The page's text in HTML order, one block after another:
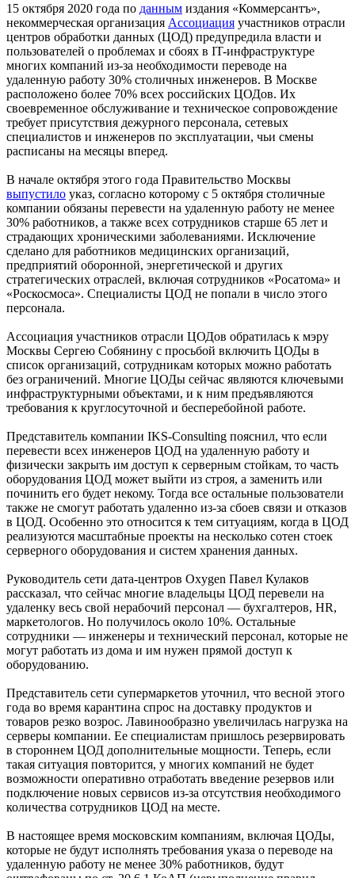
15 октября 2020 года по данным издания «Коммерсантъ»,
некоммерческая организация Ассоциация участников отрасли
центров обработки данных (ЦОД) предупредила власти и
пользователей о проблемах и сбоях в IT-инфраструктуре
многих компаний из-за необходимости переводе на
удаленную работу 30% столичных инженеров. В Москве
расположено более 70% всех российских ЦОДов. Их
своевременное обслуживание и техническое сопровождение
требует присутствия дежурного персонала, сетевых
специалистов и инженеров по эксплуатации, чьи смены
расписаны на месяцы вперед.
В начале октября этого года Правительство Москвы
выпустило указ, согласно которому с 5 октября столичные
компании обязаны перевести на удаленную работу не менее
30% работников, а также всех сотрудников старше 65 лет и
страдающих хроническими заболеваниями. Исключение
сделано для работников медицинских организаций,
предприятий оборонной, энергетической и других
стратегических отраслей, включая сотрудников «Росатома» и
«Роскосмоса». Специалисты ЦОД не попали в число этого
персонала.
Ассоциация участников отрасли ЦОДов обратилась к мэру
Москвы Сергею Собянину с просьбой включить ЦОДы в
список организаций, сотрудникам которых можно работать
без ограничений. Многие ЦОДы сейчас являются ключевыми
инфраструктурными объектами, и к ним предъявляются
требования к круглосуточной и бесперебойной работе.
Представитель компании IKS-Consulting пояснил, что если
перевести всех инженеров ЦОД на удаленную работу и
физически закрыть им доступ к серверным стойкам, то часть
оборудования ЦОД может выйти из строя, а заменить или
починить его будет некому. Тогда все остальные пользователи
также не смогут работать удаленно из-за сбоев связи и отказов
в ЦОД. Особенно это относится к тем ситуациям, когда в ЦОД
реализуются масштабные проекты на несколько сотен стоек
серверного оборудования и систем хранения данных.
Руководитель сети дата-центров Oxygen Павел Кулаков
рассказал, что сейчас многие владельцы ЦОД перевели на
удаленку весь свой нерабочий персонал — бухгалтеров, HR,
маркетологов. Но получилось около 10%. Остальные
сотрудники — инженеры и технический персонал, которые не
могут работать из дома и им нужен прямой доступ к
оборудованию.
Представитель сети супермаркетов уточнил, что весной этого
года во время карантина спрос на доставку продуктов и
товаров резко возрос. Лавинообразно увеличилась нагрузка на
серверы компании. Ее специалистам пришлось резервировать
в стороннем ЦОД дополнительные мощности. Теперь, если
такая ситуация повторится, у многих компаний не будет
возможности оперативно отработать введение резервов или
подключение новых сервисов из-за отсутствия необходимого
количества сотрудников ЦОД на месте.
В настоящее время московским компаниям, включая ЦОДы,
которые не будут исполнять требования указа о переводе на
удаленную работу не менее 30% работников, будут